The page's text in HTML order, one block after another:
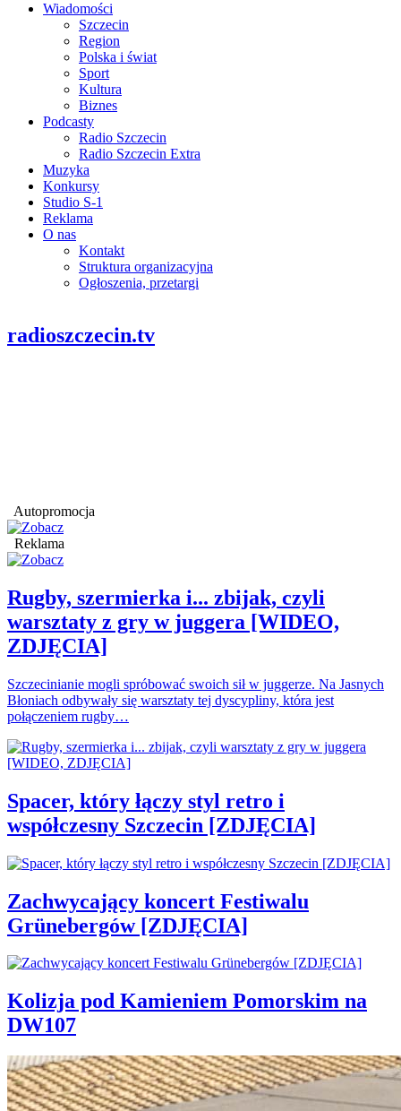
Wiadomości
Szczecin
Region
Polska i świat
Sport
Kultura
Biznes
Podcasty
Radio Szczecin
Radio Szczecin Extra
Muzyka
Konkursy
Studio S-1
Reklama
O nas
Kontakt
Struktura organizacyjna
Ogłoszenia, przetargi
radioszczecin.tv
Autopromocja
Reklama
Rugby, szermierka i... zbijak, czyli
warsztaty z gry w juggera [WIDEO,
ZDJĘCIA]
Szczecinianie mogli spróbować swoich sił w juggerze. Na Jasnych
Błoniach odbywały się warsztaty tej dyscypliny, która jest
połączeniem rugby…
Spacer, który łączy styl retro i
współczesny Szczecin [ZDJĘCIA]
Zachwycający koncert Festiwalu
Grünebergów [ZDJĘCIA]
Kolizja pod Kamieniem Pomorskim na
DW107